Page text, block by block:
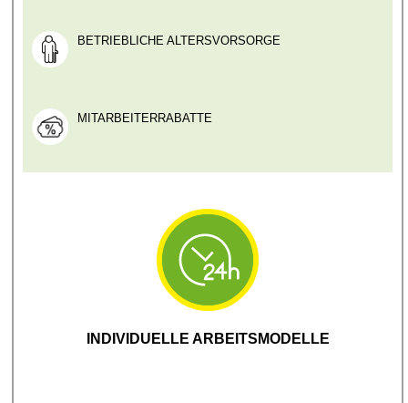
BETRIEBLICHE ALTERSVORSORGE
MITARBEITERRABATTE
INDIVIDUELLE ARBEITSMODELLE